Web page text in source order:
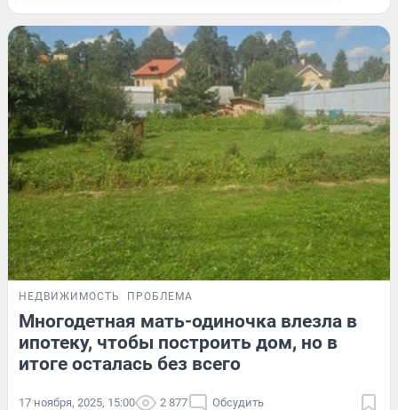
НЕДВИЖИМОСТЬ ПРОБЛЕМА
Многодетная мать-одиночка влезла в
ипотеку, чтобы построить дом, но в
итоге осталась без всего
17 ноября, 2025, 15:00 2 877 Обсудить